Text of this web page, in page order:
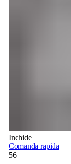
Inchide
Comanda rapida
56